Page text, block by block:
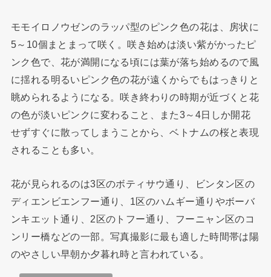
モモイロノウゼンのラッパ型のピンク色の花は、房状に
5～10個まとまって咲く。咲き始めは淡い紫がかったピ
ンク色で、花が満開になる頃には葉が落ち始めるので風
に揺れる明るいピンク色の花が遠くからでもはっきりと
眺められるようになる。咲き終わりの時期が近づくと花
の色が淡いピンクに変わること、また3～4日しか開花
せずすぐに散ってしまうことから、ベトナムの桜と表現
されることも多い。
花が見られるのは3区のボティサウ通り、ビンタン区の
ディエンビエンフー通り、1区のハムギー通りやボーバ
ンキエット通り、2区のトフー通り、フーニャン区のコ
ンリー橋などの一部。写真撮影に最も適した時間帯は陽
のやさしい早朝か夕暮れ時と言われている。